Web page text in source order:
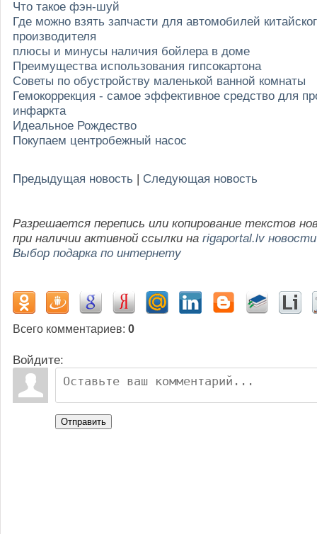
Что такое фэн-шуй
Где можно взять запчасти для автомобилей
производителя
плюсы и минусы наличия бойлера в доме
Преимущества использования гипсокартона
Советы по обустройству маленькой ванной комнаты
Гемокоррекция - самое эффективное средство для
инфаркта
Идеальное Рождество
Покупаем центробежный насос
Предыдущая новость | Следующая новость
Разрешается перепись или копирование текстов
при наличии активной ссылки на rigaportal.lv новости
Выбор подарка по интернету
Всего комментариев: 0
Войдите:
Отправить